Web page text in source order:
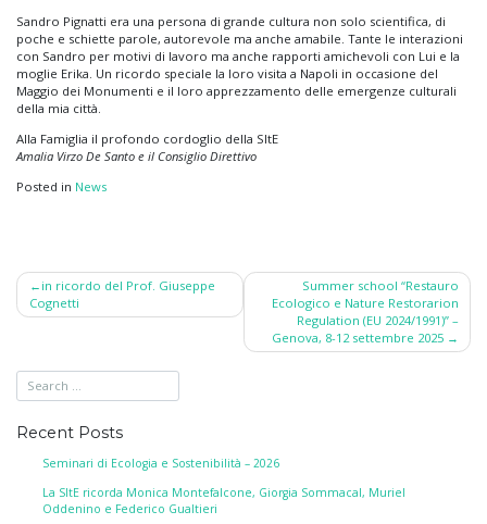
Sandro Pignatti era una persona di grande cultura non solo scientifica, di
poche e schiette parole, autorevole ma anche amabile. Tante le interazioni
con Sandro per motivi di lavoro ma anche rapporti amichevoli con Lui e la
moglie Erika. Un ricordo speciale la loro visita a Napoli in occasione del
Maggio dei Monumenti e il loro apprezzamento delle emergenze culturali
della mia città.
Alla Famiglia il profondo cordoglio della SItE
Amalia Virzo De Santo e il Consiglio Direttivo
Posted in News
Post
navigation
in ricordo del Prof. Giuseppe
Cognetti
Summer school “Restauro
Ecologico e Nature Restorarion
Regulation (EU 2024/1991)” –
Genova, 8-12 settembre 2025
Recent Posts
Seminari di Ecologia e Sostenibilità – 2026
La SItE ricorda Monica Montefalcone, Giorgia Sommacal, Muriel
Oddenino e Federico Gualtieri